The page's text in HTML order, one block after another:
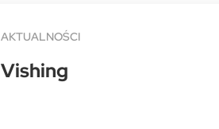
AKTUALNOŚCI
Vishing